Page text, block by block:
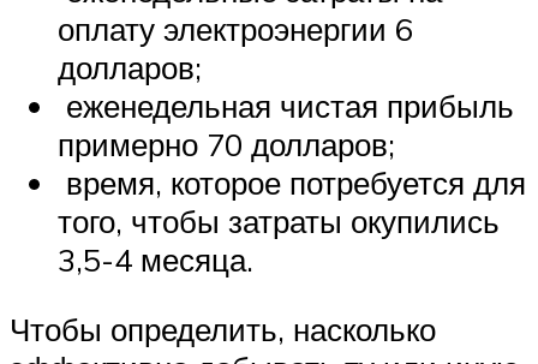
оплату электроэнергии 6
долларов;
еженедельная чистая прибыль
примерно 70 долларов;
время, которое потребуется для
того, чтобы затраты окупились
3,5-4 месяца.
Чтобы определить, насколько